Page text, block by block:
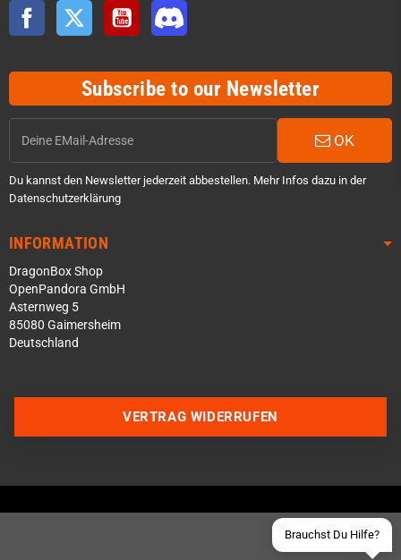
Facebook Twitter YouTube
Subscribe to our Newsletter
OK
Du kannst den Newsletter jederzeit abbestellen. Mehr Infos dazu in der
Datenschutzerklärung
INFORMATION
DragonBox Shop
OpenPandora GmbH
Asternweg 5
85080 Gaimersheim
Deutschland
Brauchst Du Hilfe?
Schick uns eine eMail
VERTRAG WIDERRUFEN